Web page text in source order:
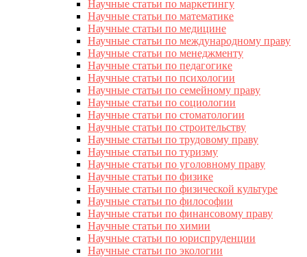
Научные статьи по маркетингу
Научные статьи по математике
Научные статьи по медицине
Научные статьи по международному праву
Научные статьи по менеджменту
Научные статьи по педагогике
Научные статьи по психологии
Научные статьи по семейному праву
Научные статьи по социологии
Научные статьи по стоматологии
Научные статьи по строительству
Научные статьи по трудовому праву
Научные статьи по туризму
Научные статьи по уголовному праву
Научные статьи по физике
Научные статьи по физической культуре
Научные статьи по философии
Научные статьи по финансовому праву
Научные статьи по химии
Научные статьи по юриспруденции
Научные статьи по экологии